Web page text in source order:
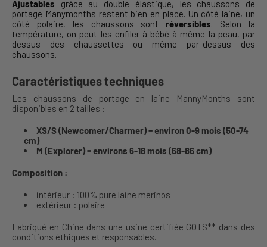
Ajustables grâce au double élastique, les chaussons de
portage Manymonths restent bien en place. Un côté laine, un
côté polaire, les chaussons sont réversibles. Selon la
température, on peut les enfiler à bébé à même la peau, par
dessus des chaussettes ou même par-dessus des
chaussons.
Caractéristiques techniques
Les chaussons de portage en laine MannyMonths sont
disponibles en 2 tailles :
XS/S (Newcomer/Charmer) = environ 0-9 mois (50-74
cm)
M (Explorer) = environs 6-18 mois (68-86 cm)
Composition :
intérieur : 100% pure laine merinos
extérieur : polaire
Fabriqué en Chine dans une usine certifiée GOTS** dans des
conditions éthiques et responsables.